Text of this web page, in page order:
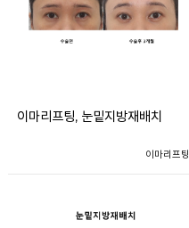
이마리프팅, 눈밑지방재배치
이마리프팅